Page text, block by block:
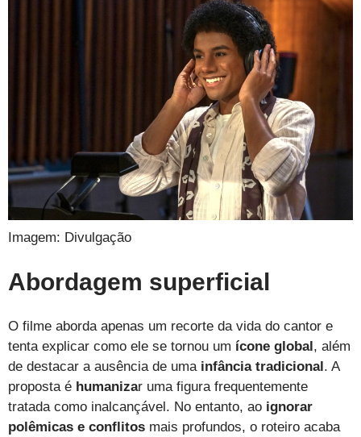
Imagem: Divulgação
Abordagem superficial
O filme aborda apenas um recorte da vida do cantor e
tenta explicar como ele se tornou um ícone global, além
de destacar a ausência de uma infância tradicional. A
proposta é humanizar uma figura frequentemente
tratada como inalcançável. No entanto, ao ignorar
polêmicas e conflitos mais profundos, o roteiro acaba